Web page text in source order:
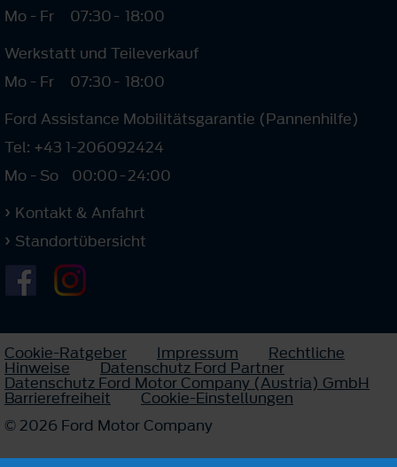
Mo - Fr
07:30- 18:00
Werkstatt und Teileverkauf
Mo - Fr
07:30- 18:00
Ford Assistance Mobilitätsgarantie (Pannenhilfe)
Tel: +43 1-206092424
Mo - So
00:00-24:00
Kontakt & Anfahrt
Standortübersicht
Cookie-Ratgeber Impressum Rechtliche
Hinweise Datenschutz Ford Partner
Datenschutz Ford Motor Company (Austria) GmbH
Barrierefreiheit
Cookie-Einstellungen
© 2026 Ford Motor Company